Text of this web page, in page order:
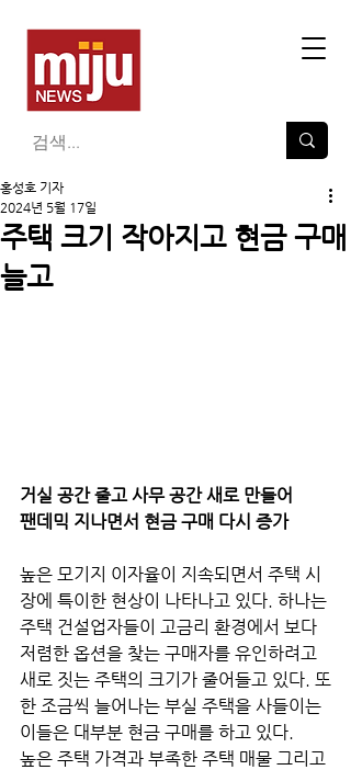
주택 크기 작아지고 현금 구매
늘고
홍성호 기자
2024년 5월 17일
거실 공간 줄고 사무 공간 새로 만들어
팬데믹 지나면서 현금 구매 다시 증가
높은 모기지 이자율이 지속되면서 주택 시
장에 특이한 현상이 나타나고 있다. 하나는
주택 건설업자들이 고금리 환경에서 보다
저렴한 옵션을 찾는 구매자를 유인하려고
새로 짓는 주택의 크기가 줄어들고 있다. 또
한 조금씩 늘어나는 부실 주택을 사들이는
이들은 대부분 현금 구매를 하고 있다.
높은 주택 가격과 부족한 주택 매물 그리고